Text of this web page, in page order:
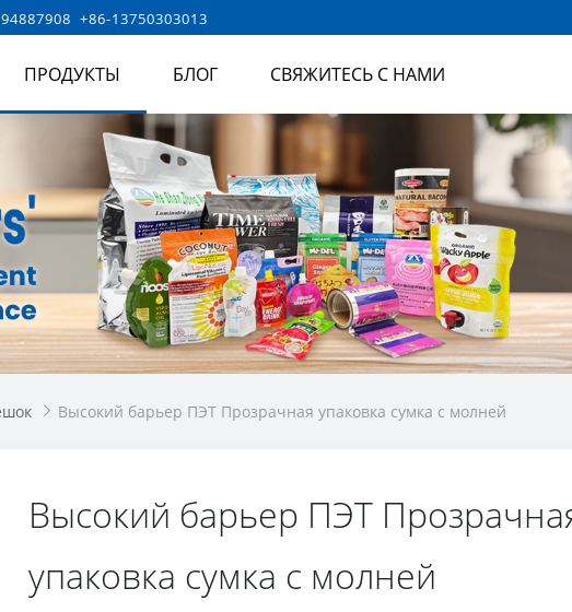
+86-13750303013
ПРОДУКТЫ БЛОГ СВЯЖИТЕСЬ С НАМИ
 Высокий барьер ПЭТ Прозрачная упаковка сумка с молней
Высокий барьер ПЭТ
упаковка сумка с молней